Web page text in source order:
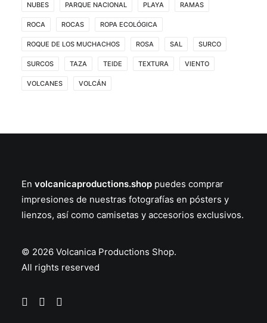
NUBES PARQUE NACIONAL PLAYA RAMAS
ROCA ROCAS ROPA ECOLÓGICA
ROQUE DE LOS MUCHACHOS ROSA SAL SURCO
SURCOS TAZA TEIDE TEXTURA VIENTO
VOLCANES VOLCÁN
En volcanicaproductions.shop puedes comprar
impresiones de nuestras fotografías en pósters y
lienzos, así como camisetas y accesorios exclusivos.
© 2026 Volcanica Productions Shop.
All rights reserved